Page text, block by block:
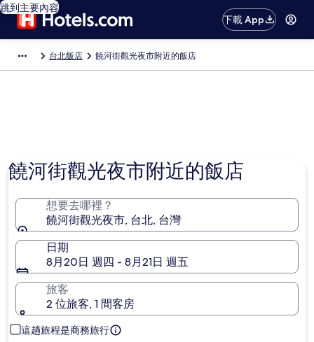
跳到主要內容
下載 App
台北飯店 饒河街觀光夜市附近的飯店
饒河街觀光夜市附近的飯店
想要去哪裡？
饒河街觀光夜市, 台北, 台灣
日期
8月20日 週四 - 8月21日 週五
旅客
2 位旅客, 1 間客房
這趟旅程是商務旅行